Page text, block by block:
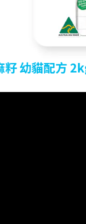
幼貓配方